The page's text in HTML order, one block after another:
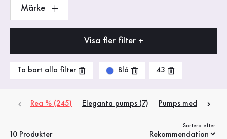
Märke
Visa fler filter +
Ta bort alla filter Blå 43
Rea % (245) Eleganta pumps (7) Pumps med
10 Produkter
Sortera efter: